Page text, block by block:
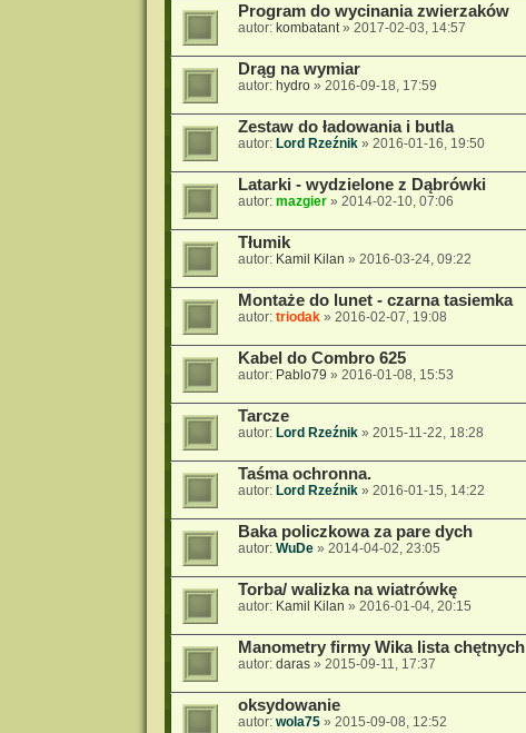
Program do wycinania zwierzaków
autor: kombatant» 2017-02-03, 14:57
Drąg na wymiar
autor: hydro» 2016-09-18, 17:59
Zestaw do ładowania i butla
autor: Lord Rzeźnik» 2016-01-16, 19:50
Latarki - wydzielone z Dąbrówki
autor: mazgier» 2014-02-10, 07:06
Tłumik
autor: Kamil Kilan » 2016-03-24, 09:22
Montaże do lunet - czarna tasiemka
autor: triodak» 2016-02-07, 19:08
Kabel do Combro 625
autor: Pablo79 » 2016-01-08, 15:53
Tarcze
autor: Lord Rzeźnik» 2015-11-22, 18:28
Taśma ochronna.
autor: Lord Rzeźnik» 2016-01-15, 14:22
Baka policzkowa za pare dych
autor: WuDe» 2014-04-02, 23:05
Torba/ walizka na wiatrówkę
autor: Kamil Kilan » 2016-01-04, 20:15
Manometry firmy Wika lista chętnych
autor: daras» 2015-09-11, 17:37
oksydowanie
autor: wola75» 2015-09-08, 12:52